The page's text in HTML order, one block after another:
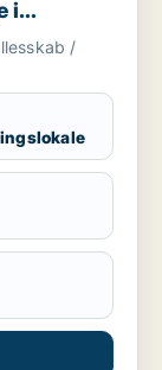
i
/